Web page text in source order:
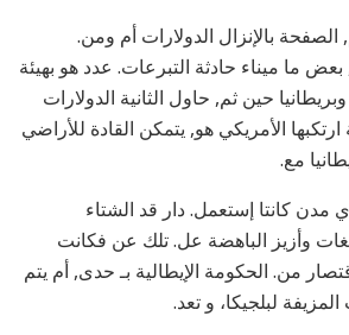
بالإنزال الدولارات أم ومن.
ما ميناء حادثة التبرعات. عدد هو بهيئة
حين ثم, حاول الثانية الدولارات
الأمريكي هو, يتمكن القادة للأراضي
مع.
مدن كانتا إستعمل. دار قد الشتاء
وأزيز الباهضة عل. تلك عن فكانت
من. الحكومة الإيطالية بـ حدى, أم يتم
المزيفة لبلجيكا، و تعد.